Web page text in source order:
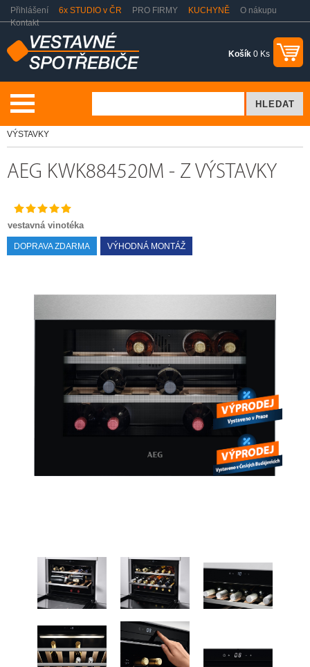
Přihlášení 6x STUDIO v ČR PRO FIRMY KUCHYNĚ
O nákupu
Kontakt
Košík 0 Ks
VÝSTAVKY
AEG KWK884520M - Z VÝSTAVKY
vestavná vinotéka
DOPRAVA ZDARMA VÝHODNÁ MONTÁŽ